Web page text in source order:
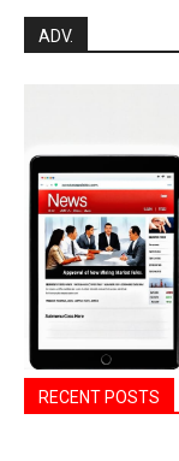
ADV.
RECENT POSTS